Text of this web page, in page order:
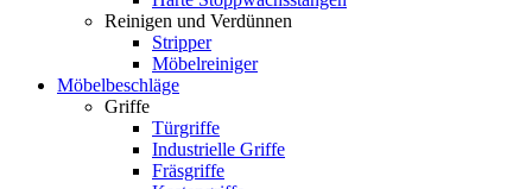
Reinigen und Verdünnen
Stripper
Möbelreiniger
Möbelbeschläge
Griffe
Türgriffe
Industrielle Griffe
Fräsgriffe